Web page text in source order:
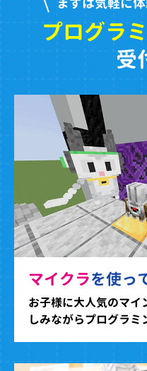
プログラ
受
マイクラを使っ
お子様に大人気のマイ
しみながらプログラミ